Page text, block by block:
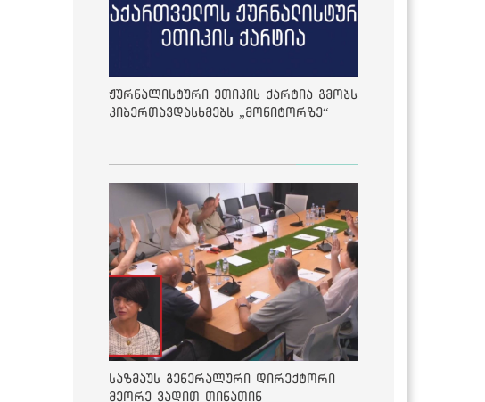
ჟურნალისტური ეთიკის ქარტია გმობს
კიბერთავდასხმებს „მონიტორზე“
საზმაუს გენერალური დირექტორი
მეორე ვადით თინათინ